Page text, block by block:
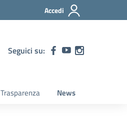
Accedi
Seguici su:
Trasparenza News